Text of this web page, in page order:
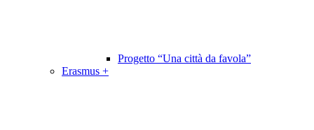
Progetto “Una città da favola”
Erasmus +